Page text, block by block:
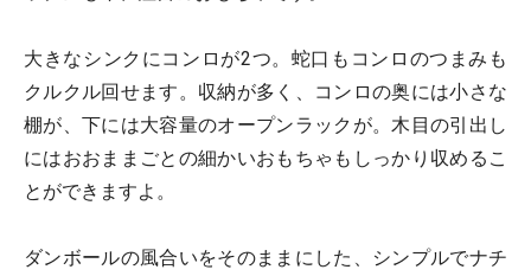
大きなシンクにコンロが2つ。蛇口もコンロのつまみも
クルクル回せます。収納が多く、コンロの奥には小さな
棚が、下には大容量のオープンラックが。木目の引出し
にはおおままごとの細かいおもちゃもしっかり収めるこ
とができますよ。
ダンボールの風合いをそのままにした、シンプルでナチ